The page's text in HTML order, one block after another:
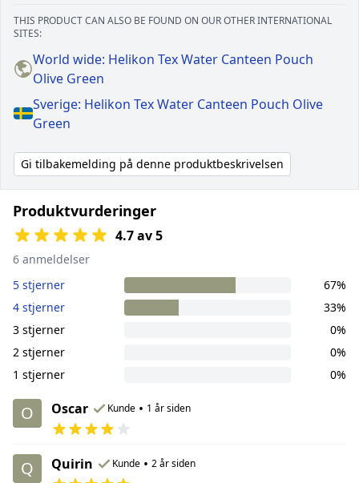
THIS PRODUCT CAN ALSO BE FOUND ON OUR OTHER INTERNATIONAL
SITES:
World wide: Helikon Tex Water Canteen Pouch
Olive Green
Sverige: Helikon Tex Water Canteen Pouch Olive
Green
Gi tilbakemelding på denne produktbeskrivelsen
Produktvurderinger
4.7 av 5
6 anmeldelser
5 stjerner
67%
4 stjerner
33%
3 stjerner
0%
2 stjerner
0%
1 stjerner
0%
O Oscar Kunde • 1 år siden
Q Quirin Kunde • 2 år siden